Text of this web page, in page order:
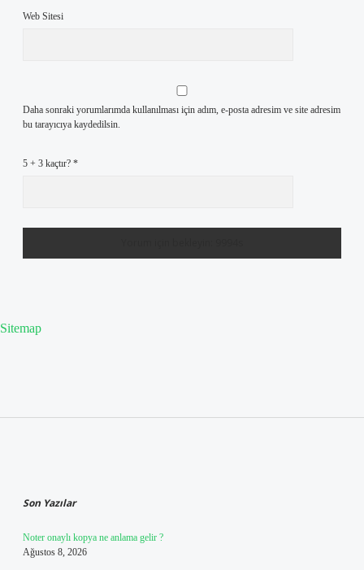
Web Sitesi
Daha sonraki yorumlarımda kullanılması için adım, e-posta adresim ve site adresim
bu tarayıcıya kaydedilsin.
5 + 3 kaçtır? *
Sitemap
Son Yazılar
Noter onaylı kopya ne anlama gelir ?
Ağustos 8, 2026